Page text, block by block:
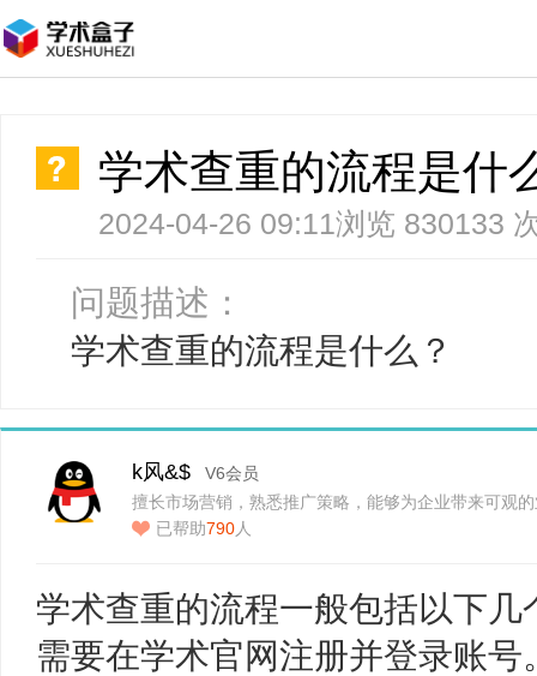
学术查重的流程是什
2024-04-26 09:11浏览 830133
问题描述：
学术查重的流程是什么？
k风&$
V6会员
擅长市场营销，熟悉推广策略，能够为企业带来可观
已帮助790人
学术查重的流程一般包括以下
需要在学术官网注册并登录账